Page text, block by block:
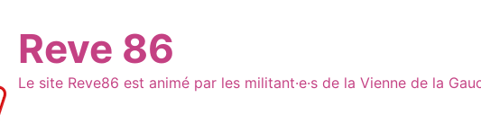
Reve 86
Le site Reve86 est animé par les militant·e·s de la Vienne de la